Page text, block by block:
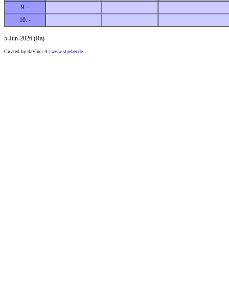
9. -
10. -
5-Jun-2026 (Ra)
Created by daVinci 4 | www.stueber.de